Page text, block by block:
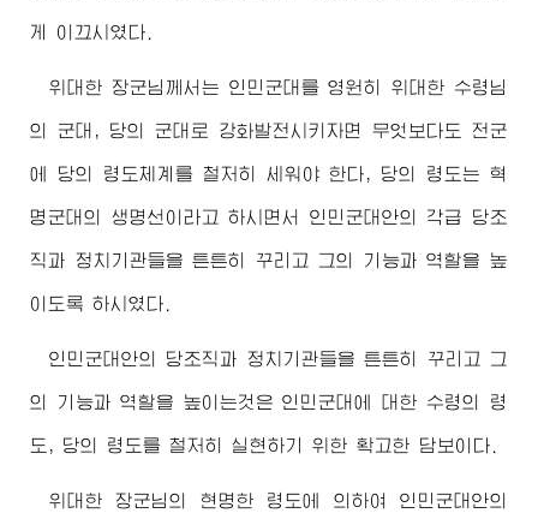
게 이끄시였다.
위대한장군님 께서는 인민군대를 영원히 위대한 수령님
의 군대, 당의 군대로 강화발전시키자면 무엇보다도 전군
에 당의 령도체계를 철저히 세워야 한다, 당의 령도는 혁
명군대의 생명선이라고 하시면서 인민군대안의 각급 당조
직과 정치기관들을 튼튼히 꾸리고 그의 기능과 역할을 높
이도록 하시였다.
인민군대안의 당조직과 정치기관들을 튼튼히 꾸리고 그
의 기능과 역할을 높이는것은 인민군대에 대한 수령의 령
도, 당의 령도를 철저히 실현하기 위한 확고한 담보이다.
위대한장군님의 현명한 령도에 의하여 인민군대안의